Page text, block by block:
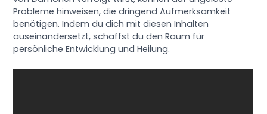
Probleme hinweisen, die dringend Aufmerksamkeit
benötigen. Indem du dich mit diesen Inhalten
auseinandersetzt, schaffst du den Raum für
persönliche Entwicklung und Heilung.